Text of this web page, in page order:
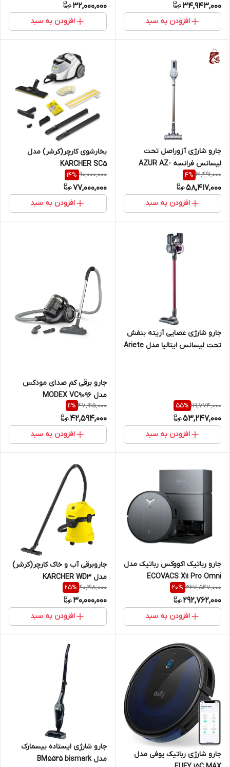
34,943,000
افزودن به سبد
32,000,000
افزودن به سبد
جارو شارژی آزوراصل تحت
لیسانس فرانسه AZUR AZ-
324VC
61,491,000
4%
58,417,000
افزودن به سبد
بخارشوی کارچر(کرشر) مدل
KARCHER SC5
90,000,000
14%
77,000,000
افزودن به سبد
جارو شارژی عصایی آریته بنفش
تحت لیسانس ایتالیا مدل Ariete
119,774,000
55%
53,247,000
افزودن به سبد
جارو برقی کم صدای مودکس
مدل MODEX VC9096
47,915,000
11%
42,594,000
افزودن به سبد
جارو رباتیک اکووکس رباتیک مدل
ECOVACS X11 Pro Omni
367,547,000
20%
292,762,000
افزودن به سبد
جاروبرقی آب و خاک کارچر(کرشر)
مدل KARCHER WD3
40,218,000
25%
30,000,000
افزودن به سبد
جارو شارژی رباتیک یوفی مدل
جارو شارژی ایستاده بیسمارک
مدل BM5525 bismark